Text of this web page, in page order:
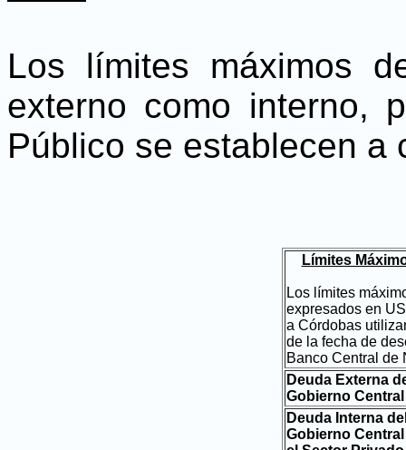
Los límites máximos
externo como interno,
Público se establecen a
Límites
Los límites
expresados en
a Córdobas
de la fecha de
Banco Central de
Deuda Externa
Gobierno Central
Deuda Interna
Gobierno